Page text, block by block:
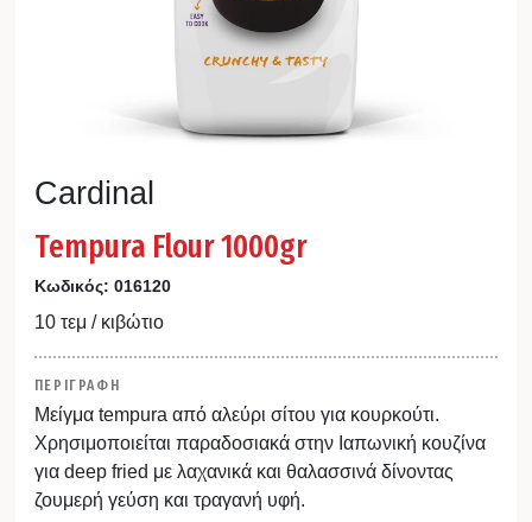
Cardinal
Tempura Flour 1000gr
Κωδικός: 016120
10 τεμ / κιβώτιο
ΠΕΡΙΓΡΑΦΗ
Μείγμα tempura από αλεύρι σίτου για κουρκούτι.
Χρησιμοποιείται παραδοσιακά στην Ιαπωνική κουζίνα
για deep fried με λαχανικά και θαλασσινά δίνοντας
ζουμερή γεύση και τραγανή υφή.